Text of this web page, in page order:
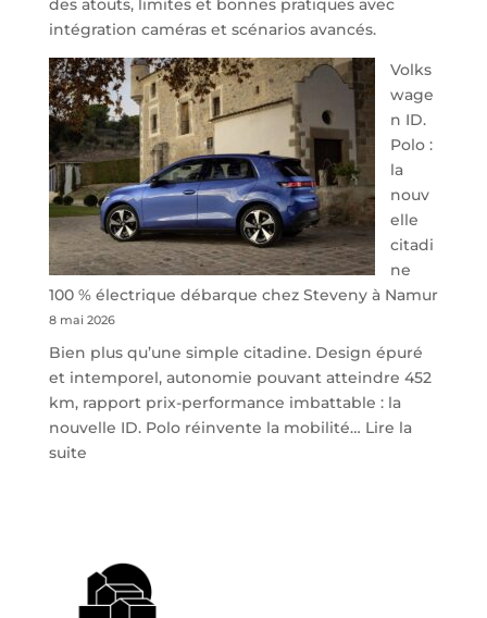
à
l’aéroport
de
Charleroi
des atouts, limites et bonnes pratiques avec
intégration caméras et scénarios avancés.
Volks
wage
n ID.
Polo :
la
nouv
elle
citadi
ne
100 % électrique débarque chez Steveny à Namur
8 mai 2026
Bien plus qu’une simple citadine. Design épuré
et intemporel, autonomie pouvant atteindre 452
km, rapport prix-performance imbattable : la
nouvelle ID. Polo réinvente la mobilité… Lire la
suite:
la
nouvelle